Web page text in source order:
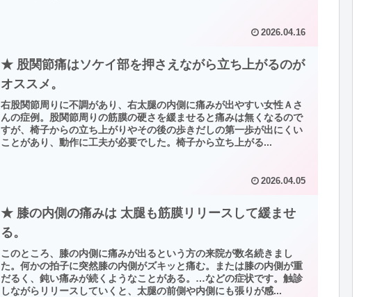
2026.04.16
★ 股関節痛はソケイ部を押さえながら立ち上がるのが
オススメ。
右股関節周りに不調があり、右太腿の内側に痛みが出やすい女性Ａさ
んの症例。股関節周りの筋膜の硬さを緩ませると痛みは無くなるので
すが、椅子からの立ち上がりやその後の歩きだしの第一歩が出にくい
ことがあり、動作に工夫が必要でした。椅子から立ち上がる...
2026.04.05
★ 膝の内側の痛みは 太腿も筋膜リリースして緩ませ
る。
このところ、膝の内側に痛みが出るという方の来院が数名続きまし
た。何かの拍子に突然膝の内側がズキッと痛む。または膝の内側が重
だるく、鈍い痛みが続くようなことがある。…などの症状です。触診
しながらリリースしていくと、太腿の前側や内側にも張りが感...